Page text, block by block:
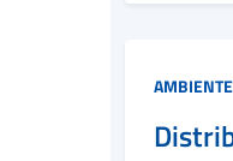
Categoria:
AMBIENTE